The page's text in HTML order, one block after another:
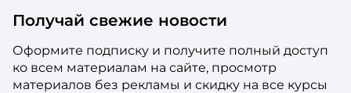
Получай свежие новости
Оформите подписку и получите полный доступ
ко всем материалам на сайте, просмотр
материалов без рекламы и скидку на все курсы